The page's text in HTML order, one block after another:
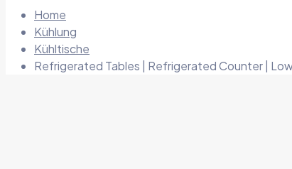
Home
Kühlung
Kühltische
Refrigerated Tables | Refrigerated Counter |